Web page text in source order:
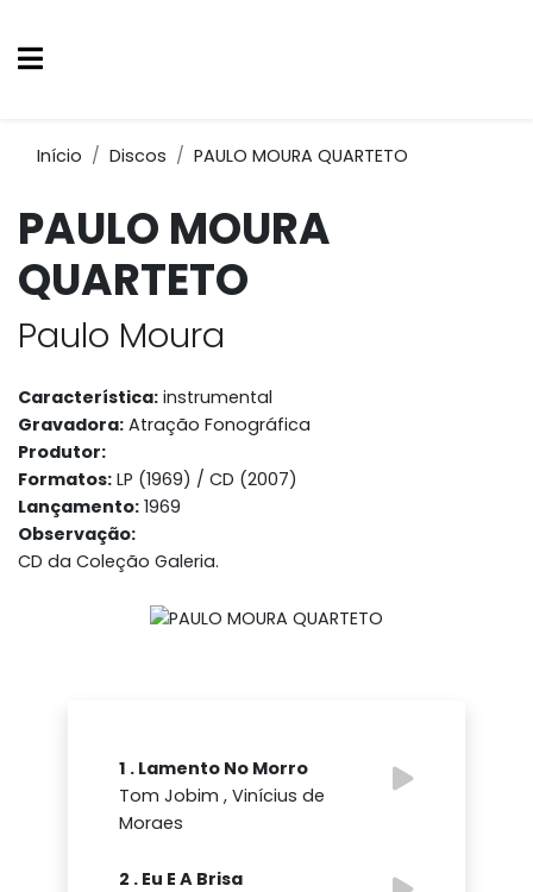
Início Discos PAULO MOURA QUARTETO
PAULO MOURA
QUARTETO
Paulo Moura
Característica: instrumental
Gravadora: Atração Fonográfica
Produtor:
Formatos: LP (1969) / CD (2007)
Lançamento: 1969
Observação:
CD da Coleção Galeria.
1 . Lamento No Morro
Tom Jobim , Vinícius de
Moraes
2 . Eu E A Brisa